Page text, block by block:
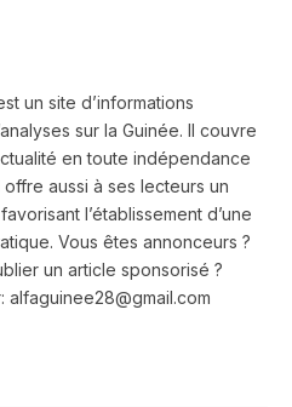
un site d’informations
sur la Guinée. Il couvre
en toute indépendance
offre aussi à ses lecteurs un
l’établissement d’une
Vous êtes annonceurs ?
un article sponsorisé ?
alfaguinee28@gmail.com